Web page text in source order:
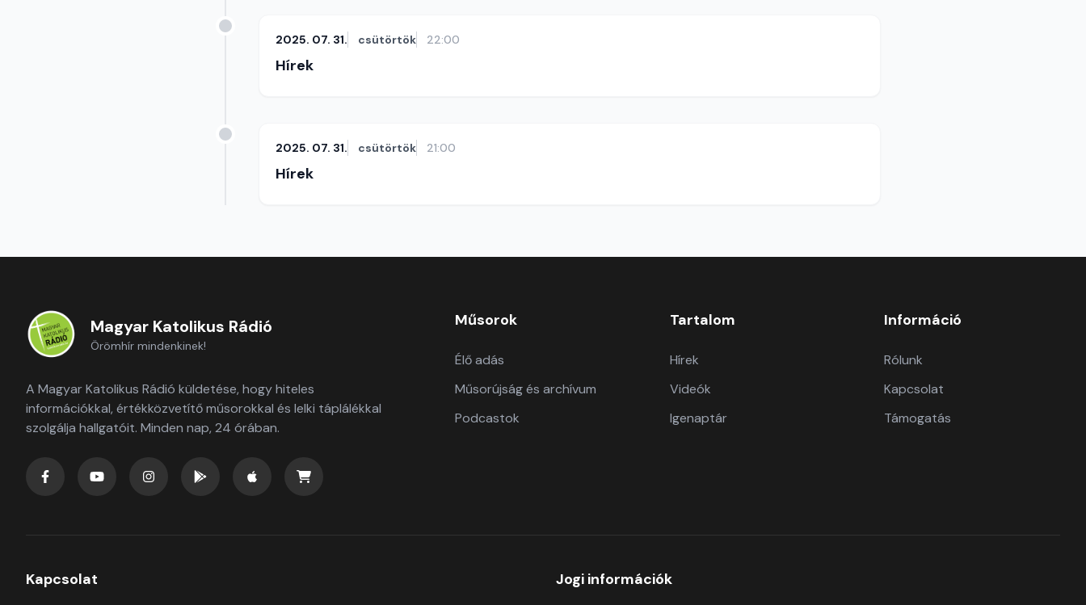
2025. 07. 31. csütörtök 22:00
Hírek
2025. 07. 31. csütörtök 21:00
Hírek
Magyar Katolikus Rádió
Örömhír mindenkinek!
A Magyar Katolikus Rádió küldetése, hogy hiteles
információkkal, értékközvetítő műsorokkal és lelki táplálékkal
szolgálja hallgatóit. Minden nap, 24 órában.
Műsorok
Élő adás
Műsorújság és archívum
Podcastok
Tartalom
Hírek
Videók
Igenaptár
Információ
Rólunk
Kapcsolat
Támogatás
Kapcsolat Jogi információk